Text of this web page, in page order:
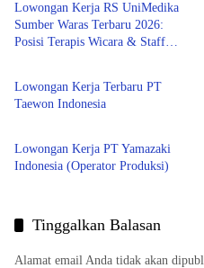
Lowongan Kerja RS UniMedika
Sumber Waras Terbaru 2026:
Posisi Terapis Wicara & Staff
Bekasi
Lowongan Kerja Terbaru PT
Taewon Indonesia
Jabar
Lowongan Kerja PT Yamazaki
Indonesia (Operator Produksi)
Tinggalkan Balasan
Alamat email Anda tidak akan